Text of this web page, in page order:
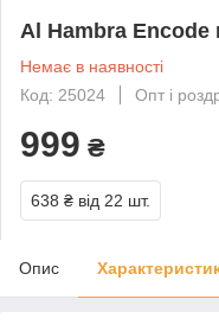
Al Hambra
Немає в наявності
Код: 25024
Опт і
999 ₴
638 ₴ від 22 шт.
Опис